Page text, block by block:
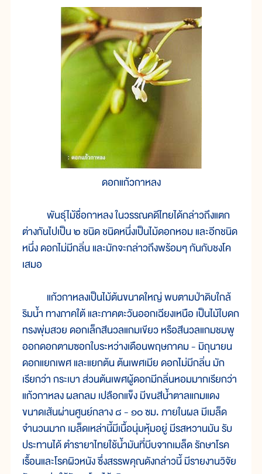
ดอกแก้วกาหลง
พันธุ์ไม้ชื่อกาหลง ในวรรณคดีไทยได้กล่าวถึงแตก
ต่างกันไปเป็น ๒ ชนิด ชนิดหนึ่งเป็นไม้ดอกหอม และอีกชนิด
หนึ่ง ดอกไม่มีกลิ่น และมักจะกล่าวถึงพร้อมๆ กันกับชงโค
เสมอ
แก้วกาหลงเป็นไม้ต้นขนาดใหญ่ พบตามป่าดิบใกล้
ริมน้ำ ทางภาคใต้ และภาคตะวันออกเฉียงเหนือ เป็นไม้ใบดก
ทรงพุ่มสวย ดอกเล็กสีนวลแกมเขียว หรือสีนวลแกมชมพู
ออกดอกตามซอกใบระหว่างเดือนพฤษภาคม - มิถุนายน
ดอกแยกเพศ และแยกต้น ต้นเพศเมีย ดอกไม่มีกลิ่น มัก
เรียกว่า กระเบา ส่วนต้นเพศผู้ดอกมีกลิ่นหอมมากเรียกว่า
แก้วกาหลง ผลกลม เปลือกแข็ง มีขนสีน้ำตาลแกมแดง
ขนาดเส้นผ่านศูนย์กลาง ๘ - ๑๐ ซม. ภายในผล มีเมล็ด
จำนวนมาก เมล็ดเหล่านี้มีเนื้อนุ่มหุ้มอยู่ มีรสหวานมัน รับ
ประทานได้ ตำรายาไทยใช้น้ำมันที่บีบจากเมล็ด รักษาโรค
เรื้อนและโรคผิวหนัง ซึ่งสรรพคุณดังกล่าวนี้ มีรายงานวิจัย